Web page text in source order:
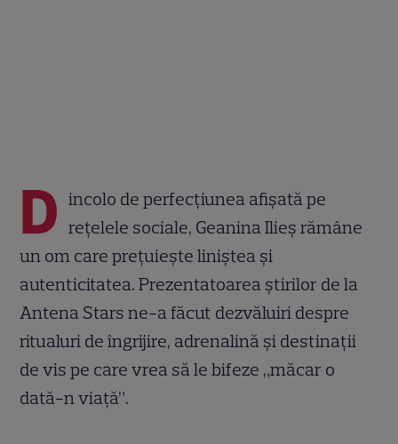
D incolo de perfecțiunea afișată pe
rețelele sociale, Geanina Ilieș rămâne
un om care prețuiește liniștea și
autenticitatea. Prezentatoarea știrilor de la
Antena Stars ne-a făcut dezvăluiri despre
ritualuri de îngrijire, adrenalină și destinații
de vis pe care vrea să le bifeze „măcar o
dată-n viață”.